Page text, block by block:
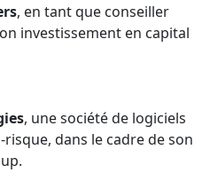
, en tant que conseiller
investissement en capital
, une société de logiciels
dans le cadre de son